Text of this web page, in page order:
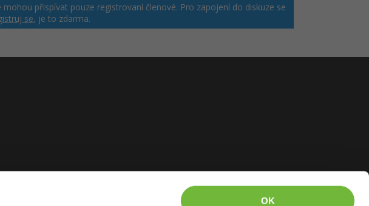
OK
přispívat pouze registrovaní členové. Pro zapojení do diskuze se
se, je to zdarma.